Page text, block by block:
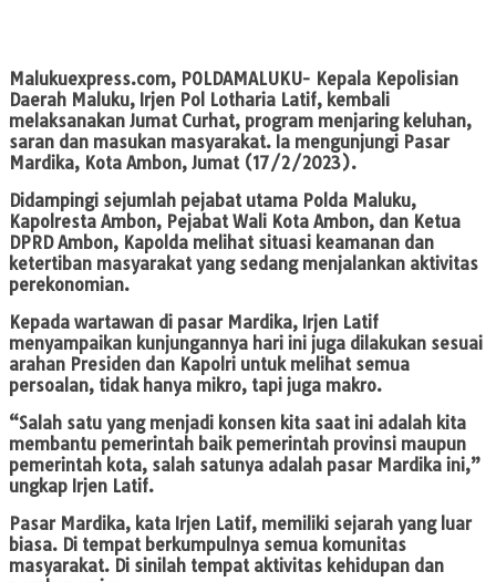
Malukuexpress.com, POLDAMALUKU- Kepala Kepolisian
Daerah Maluku, Irjen Pol Lotharia Latif, kembali
melaksanakan Jumat Curhat, program menjaring keluhan,
saran dan masukan masyarakat. Ia mengunjungi Pasar
Mardika, Kota Ambon, Jumat (17/2/2023).
Didampingi sejumlah pejabat utama Polda Maluku,
Kapolresta Ambon, Pejabat Wali Kota Ambon, dan Ketua
DPRD Ambon, Kapolda melihat situasi keamanan dan
ketertiban masyarakat yang sedang menjalankan aktivitas
perekonomian.
Kepada wartawan di pasar Mardika, Irjen Latif
menyampaikan kunjungannya hari ini juga dilakukan sesuai
arahan Presiden dan Kapolri untuk melihat semua
persoalan, tidak hanya mikro, tapi juga makro.
“Salah satu yang menjadi konsen kita saat ini adalah kita
membantu pemerintah baik pemerintah provinsi maupun
pemerintah kota, salah satunya adalah pasar Mardika ini,”
ungkap Irjen Latif.
Pasar Mardika, kata Irjen Latif, memiliki sejarah yang luar
biasa. Di tempat berkumpulnya semua komunitas
masyarakat. Di sinilah tempat aktivitas kehidupan dan